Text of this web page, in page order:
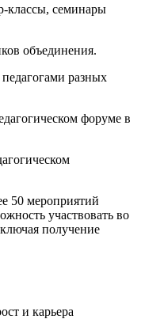
классы, семинары
объединения.
разных
форуме в
50 мероприятий
участвовать во
получение
и карьера